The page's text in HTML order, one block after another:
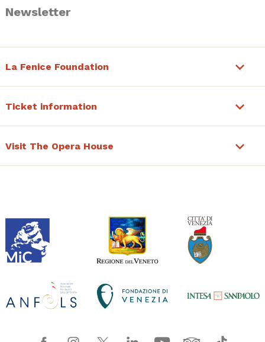
Newsletter
La Fenice Foundation
Ticket information
Visit The Opera House